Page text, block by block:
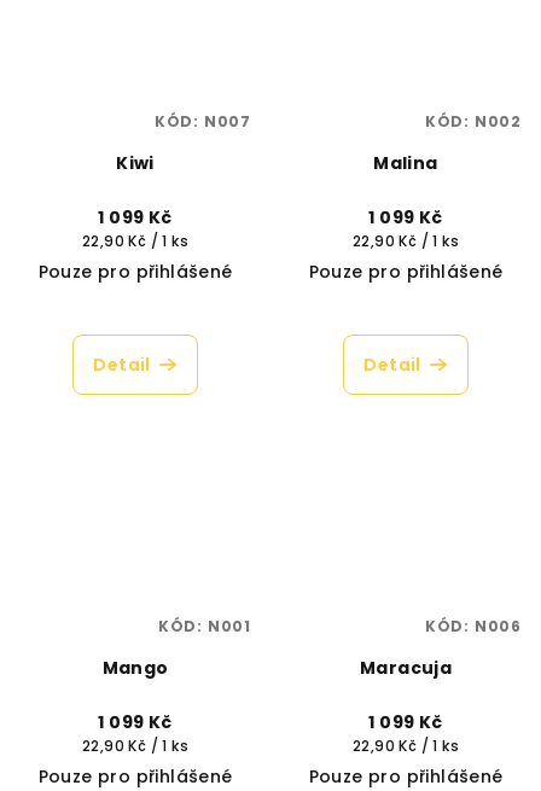
Kiwi
1 099 Kč
Měrná
cena:
22,90 Kč / 1 ks
Pouze pro přihlášené
Detail
KÓD: N007
Malina
1 099 Kč
Měrná
cena:
22,90 Kč / 1 ks
Pouze pro přihlášené
Detail
KÓD: N002
Mango
1 099 Kč
Měrná
cena:
22,90 Kč / 1 ks
Pouze pro přihlášené
KÓD: N001
Maracuja
1 099 Kč
Měrná
cena:
22,90 Kč / 1 ks
Pouze pro přihlášené
KÓD: N006